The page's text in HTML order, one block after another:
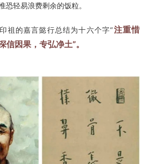
恐轻易浪费剩余的饭粒。
祖的嘉言懿行总结为十六个字“注重惜
信因果，专弘净土”。